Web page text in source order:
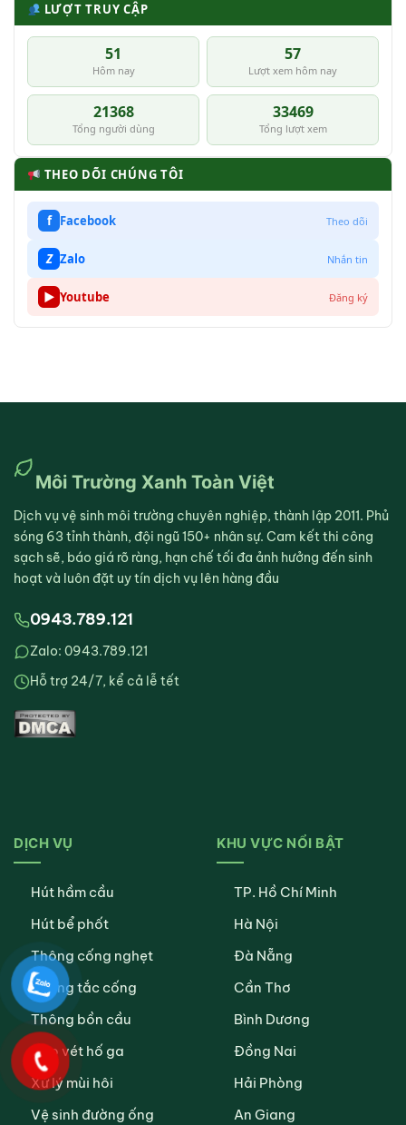
LƯỢT TRUY CẬP
51
Hôm nay
57
Lượt xem hôm nay
21368
Tổng người dùng
33469
Tổng lượt xem
THEO DÕI CHÚNG TÔI
f Facebook Theo dõi
Z Zalo Nhắn tin
▶ Youtube Đăng ký
Môi Trường Xanh Toàn Việt
Dịch vụ vệ sinh môi trường chuyên nghiệp, thành lập 2011. Phủ
sóng 63 tỉnh thành, đội ngũ 150+ nhân sự. Cam kết thi công
sạch sẽ, báo giá rõ ràng, hạn chế tối đa ảnh hưởng đến sinh
hoạt và luôn đặt uy tín dịch vụ lên hàng đầu
0943.789.121
Zalo: 0943.789.121
Hỗ trợ 24/7, kể cả lễ tết
DỊCH VỤ
Hút hầm cầu
Hút bể phốt
Thông cống nghẹt
Thông tắc cống
Thông bồn cầu
Nạo vét hố ga
Xử lý mùi hôi
Vệ sinh đường ống
KHU VỰC NỔI BẬT
TP. Hồ Chí Minh
Hà Nội
Đà Nẵng
Cần Thơ
Bình Dương
Đồng Nai
Hải Phòng
An Giang